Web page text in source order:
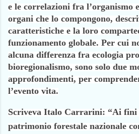
e le correlazioni fra l’organismo
organi che lo compongono,
caratteristiche e la loro
funzionamento globale. Per cui
alcuna differenza fra ecologia
bioregionalismo, sono solo due
approfondimenti, per
l’evento vita.
Scriveva Italo Carrarini: “Ai fini
patrimonio forestale nazionale